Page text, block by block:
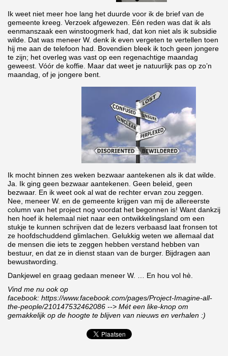
Ik weet niet meer hoe lang het duurde voor ik de brief van de
gemeente kreeg. Verzoek afgewezen. Eén reden was dat ik als
eenmanszaak een winstoogmerk had, dat kon niet als ik subsidie
wilde. Dat was meneer W. denk ik even vergeten te vertellen toen
hij me aan de telefoon had. Bovendien bleek ik toch geen jongere
te zijn; het overleg was vast op een regenachtige maandag
geweest. Vóór de koffie. Maar dat weet je natuurlijk pas op zo’n
maandag, of je jongere bent.
Ik mocht binnen zes weken bezwaar aantekenen als ik dat wilde.
Ja. Ik ging geen bezwaar aantekenen. Geen beleid, geen
bezwaar. En ik weet ook al wat de rechter ervan zou zeggen.
Nee, meneer W. en de gemeente krijgen van mij de allereerste
column van het project nog voordat het begonnen is! Want dankzij
hen hoef ik helemaal niet naar een ontwikkelingsland om een
stukje te kunnen schrijven dat de lezers verbaasd laat fronsen tot
ze hoofdschuddend glimlachen. Gelukkig weten we allemaal dat
de mensen die iets te zeggen hebben verstand hebben van
bestuur, en dat ze in dienst staan van de burger. Bijdragen aan
bewustwording.
Dankjewel en graag gedaan meneer W. … En hou vol hè.
Vind me nu ook op
facebook: https://www.facebook.com/pages/Project-Imagine-all-
the-people/210147532462086 --> Mét een like-knop om
gemakkelijk op de hoogte te blijven van nieuws en verhalen :)